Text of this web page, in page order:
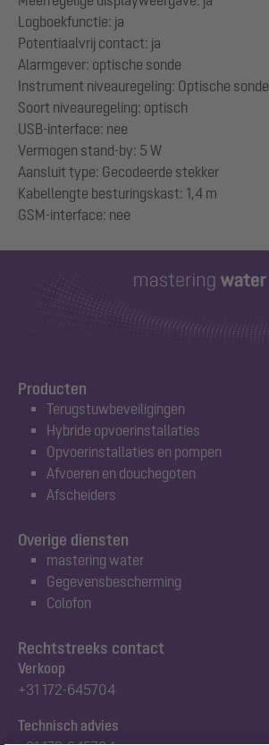
Logboekfunctie: ja
Potentiaalvrij contact: ja
Alarmgever: optische sonde
Instrument niveauregeling: Optische sonde
Soort niveauregeling: optisch
USB-interface: nee
Vermogen stand-by: 5 W
Aansluit type: Gecodeerde stekker
Kabellengte besturingskast: 1,4 m
Producten
Terugstuwbeveiligingen
Hybride opvoerinstallaties
Opvoerinstallaties en pompen
Afvoeren en douchegoten
Afscheiders
Rechtstreeks contact
Verkoop
+31 172-645704
Technisch advies
Overige diensten
mastering water
Gegevensbescherming
Colofon